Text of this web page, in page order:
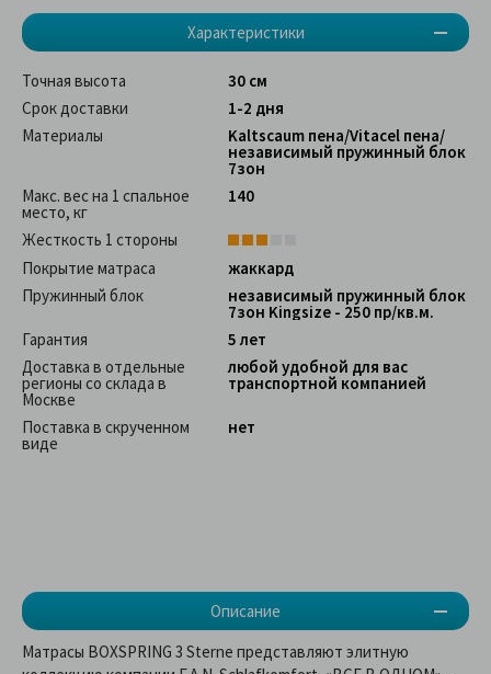
Характеристики
Описание
Точная высота
30 см
Срок доставки
1-2 дня
Материалы
Kaltscaum пена/Vitacel пена/
независимый пружинный блок
7зон
Макс. вес на 1 спальное
место, кг
140
Жесткость 1 стороны
Покрытие матраса
жаккард
Пружинный блок
независимый пружинный блок
7зон Kingsize - 250 пр/кв.м.
Гарантия
5 лет
Доставка в отдельные
регионы со склада в
Москве
любой удобной для вас
транспортной компанией
Поставка в скрученном
виде
нет
Матрасы BOXSPRING 3 Sterne представляют элитную